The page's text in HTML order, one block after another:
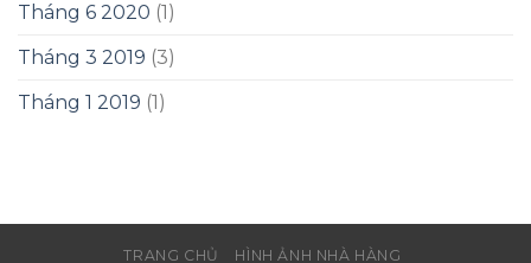
Tháng 6 2020 (1)
Tháng 3 2019 (3)
Tháng 1 2019 (1)
TRANG CHỦ HÌNH ẢNH NHÀ HÀNG